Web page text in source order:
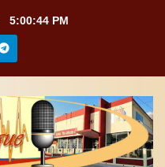
5:00:45 PM